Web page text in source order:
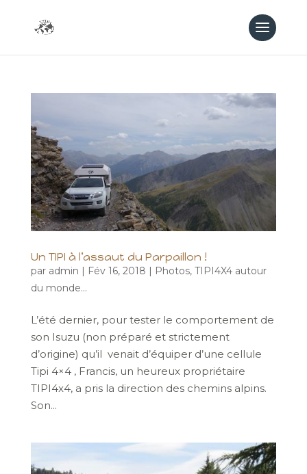
Un TIPI à l’assaut du Parpaillon !
par admin | Fév 16, 2018 | Photos, TIPI4X4 autour
du monde...
L’été dernier, pour tester le comportement de
son Isuzu (non préparé et strictement
d’origine) qu’il venait d’équiper d’une cellule
Tipi 4×4 , Francis, un heureux propriétaire
TIPI4x4, a pris la direction des chemins alpins.
Son...